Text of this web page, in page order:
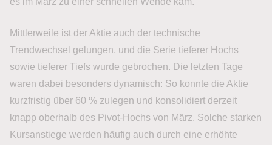
Mittlerweile ist der Aktie auch der technische
Trendwechsel gelungen, und die Serie tieferer Hochs
sowie tieferer Tiefs wurde gebrochen. Die letzten Tage
waren dabei besonders dynamisch: So konnte die Aktie
kurzfristig über 60 % zulegen und konsolidiert derzeit
knapp oberhalb des Pivot-Hochs von März. Solche starken
Kursanstiege werden häufig auch durch eine erhöhte